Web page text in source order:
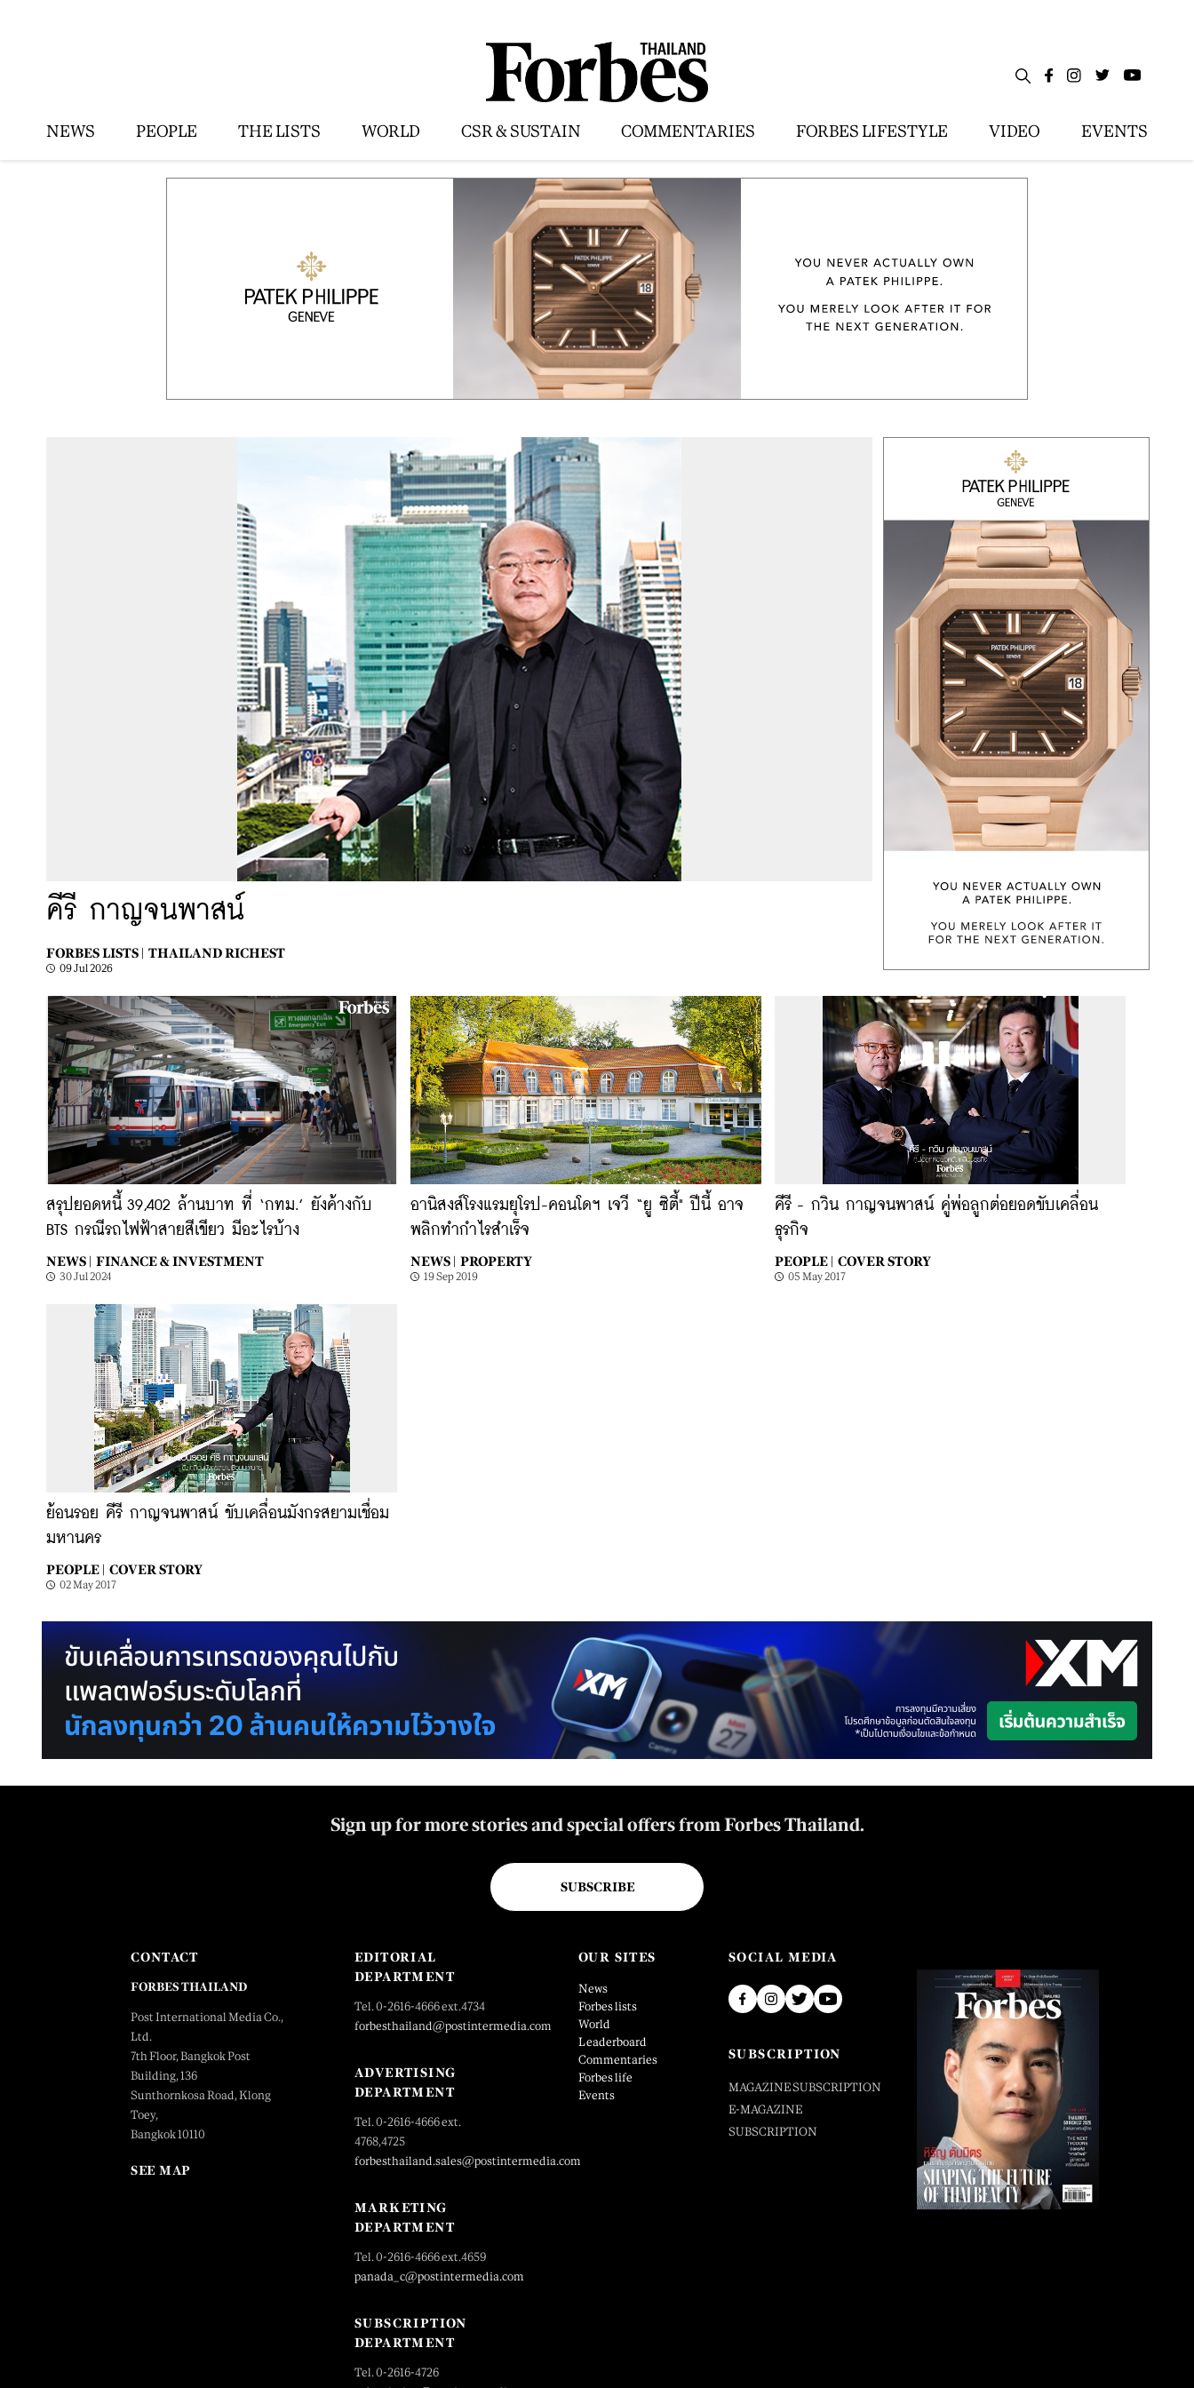
NEWS PEOPLE THE LISTS WORLD CSR & SUSTAIN COMMENTARIES FORBES LIFESTYLE VIDEO EVENTS
คีรี กาญจนพาสน์
FORBES LISTS | THAILAND RICHEST
09 Jul 2026
สรุปยอดหนี้ 39,402 ล้านบาท ที่ ‘กทม.’ ยังค้างกับ
BTS กรณีรถไฟฟ้าสายสีเขียว มีอะไรบ้าง
NEWS | FINANCE & INVESTMENT
30 Jul 2024
อานิสงส์โรงแรมยุโรป-คอนโดฯ เจวี “ยู ซิตี้" ปีนี้ อาจ
พลิกทำกำไรสำเร็จ
NEWS | PROPERTY
19 Sep 2019
คีรี - กวิน กาญจนพาสน์ คู่พ่อลูกต่อยอดขับเคลื่อน
ธุรกิจ
PEOPLE | COVER STORY
05 May 2017
ย้อนรอย คีรี กาญจนพาสน์ ขับเคลื่อนมังกรสยามเชื่อม
มหานคร
PEOPLE | COVER STORY
02 May 2017
Sign up for more stories and special offers from Forbes Thailand.
SUBSCRIBE
CONTACT
FORBES THAILAND
Post International Media Co.,
Ltd.
7th Floor, Bangkok Post
Building, 136
Sunthornkosa Road, Klong
Toey,
Bangkok 10110
SEE MAP
EDITORIAL
DEPARTMENT
Tel. 0-2616-4666 ext.4734
forbesthailand@postintermedia.com
ADVERTISING
DEPARTMENT
Tel. 0-2616-4666 ext.
4768,4725
forbesthailand.sales@postintermedia.com
MARKETING
DEPARTMENT
Tel. 0-2616-4666 ext.4659
panada_c@postintermedia.com
SUBSCRIPTION
DEPARTMENT
Tel. 0-2616-4726
OUR SITES
News
Forbes lists
World
Leaderboard
Commentaries
Forbes life
Events
SOCIAL MEDIA
SUBSCRIPTION
MAGAZINE SUBSCRIPTION
E-MAGAZINE
SUBSCRIPTION